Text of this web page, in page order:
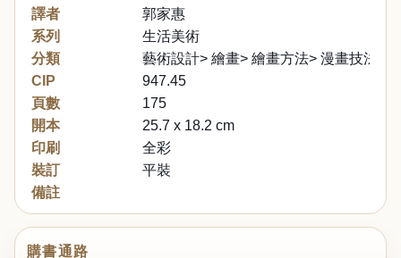
譯者
郭家惠
系列
生活美術
分類
藝術設計> 繪畫> 繪畫方法> 漫畫技法
CIP
947.45
頁數
175
開本
25.7 x 18.2 cm
印刷
全彩
裝訂
平裝
備註
購書通路